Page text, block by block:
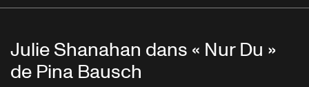
Julie Shanahan dans « Nur Du »
de Pina Bausch